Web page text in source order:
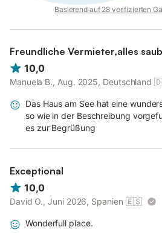
Basierend auf 28 verifizierten
Freundliche Vermieter,alles
10,0
Manuela B., Aug. 2025, Deutschland
Das Haus am See hat eine
so wie in der Beschreibung
es zur Begrüßung
Exceptional
10,0
David O., Juni 2026, Spanien 🇪🇸
Wonderfull place.